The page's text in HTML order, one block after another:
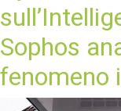
Sophos
fenomeno